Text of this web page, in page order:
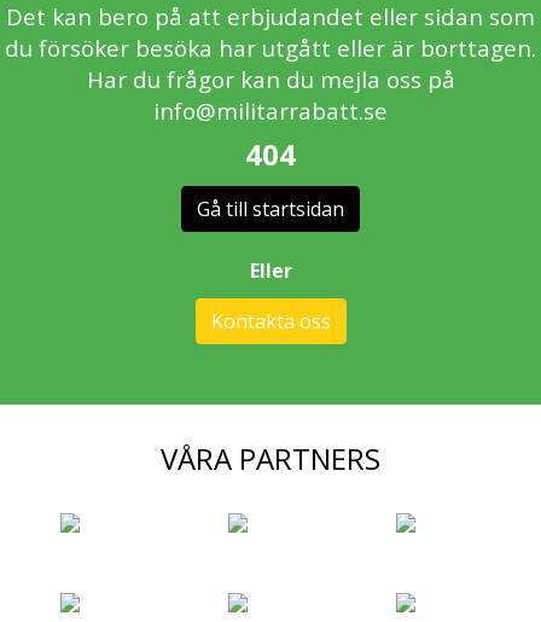
Det kan bero på att erbjudandet eller sidan som
du försöker besöka har utgått eller är borttagen.
Har du frågor kan du mejla oss på
info@militarrabatt.se
404
Gå till startsidan
Eller
Kontakta oss
VÅRA PARTNERS